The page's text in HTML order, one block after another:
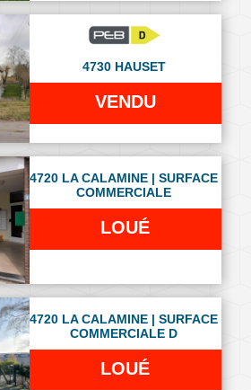
4730 HAUSET
VENDU
4720 LA CALAMINE | SURFACE
COMMERCIALE
LOUÉ
4720 LA CALAMINE | SURFACE
COMMERCIALE D
LOUÉ